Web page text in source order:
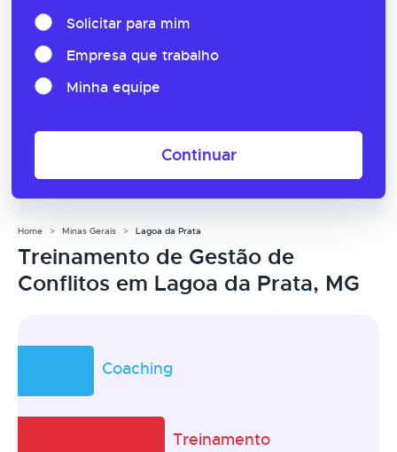
Solicitar para mim
Empresa que trabalho
Minha equipe
Continuar
Home Minas Gerais Lagoa da Prata
Treinamento de Gestão de
Conflitos em Lagoa da Prata, MG